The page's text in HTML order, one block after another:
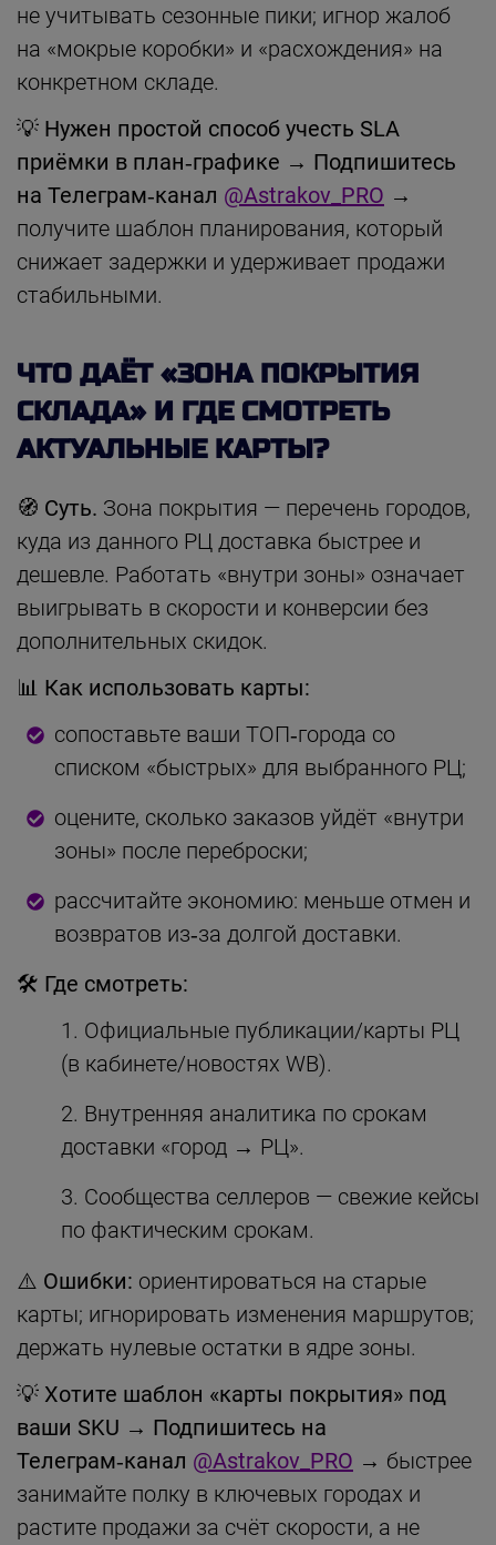
не учитывать сезонные пики; игнор жалоб
на «мокрые коробки» и «расхождения» на
конкретном складе.
💡 Нужен простой способ учесть SLA
приёмки в план‑графике → Подпишитесь
на Телеграм‑канал @Astrakov_PRO →
получите шаблон планирования, который
снижает задержки и удерживает продажи
стабильными.
ЧТО ДАЁТ «ЗОНА ПОКРЫТИЯ
СКЛАДА» И ГДЕ СМОТРЕТЬ
АКТУАЛЬНЫЕ КАРТЫ?
🧭 Суть. Зона покрытия — перечень городов,
куда из данного РЦ доставка быстрее и
дешевле. Работать «внутри зоны» означает
выигрывать в скорости и конверсии без
дополнительных скидок.
📊 Как использовать карты:
сопоставьте ваши ТОП‑города со
списком «быстрых» для выбранного РЦ;
оцените, сколько заказов уйдёт «внутри
зоны» после переброски;
рассчитайте экономию: меньше отмен и
возвратов из‑за долгой доставки.
🛠 Где смотреть:
Официальные публикации/карты РЦ
(в кабинете/новостях WB).
Внутренняя аналитика по срокам
доставки «город → РЦ».
Сообщества селлеров — свежие кейсы
по фактическим срокам.
⚠️ Ошибки: ориентироваться на старые
карты; игнорировать изменения маршрутов;
держать нулевые остатки в ядре зоны.
💡 Хотите шаблон «карты покрытия» под
ваши SKU → Подпишитесь на
Телеграм‑канал @Astrakov_PRO → быстрее
занимайте полку в ключевых городах и
растите продажи за счёт скорости, а не